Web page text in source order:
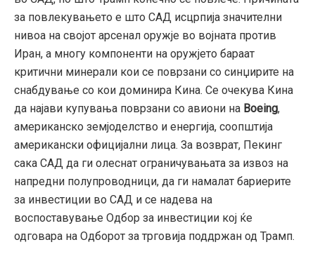
за повлекувањето е што САД исцрпија значителни
нивоа на својот арсенал оружје во војната против
Иран, а многу компоненти на оружјето бараат
критични минерали кои се поврзани со синџирите на
снабдување со кои доминира Кина. Се очекува Кина
да најави купувања поврзани со авиони на Boeing,
американско земјоделство и енергија, соопштија
американски официјални лица. За возврат, Пекинг
сака САД да ги олеснат ограничувањата за извоз на
напредни полупроводници, да ги намалат бариерите
за инвестиции во САД и се надева на
воспоставување Одбор за инвестиции кој ќе
одговара на Одборот за трговија поддржан од Трамп.